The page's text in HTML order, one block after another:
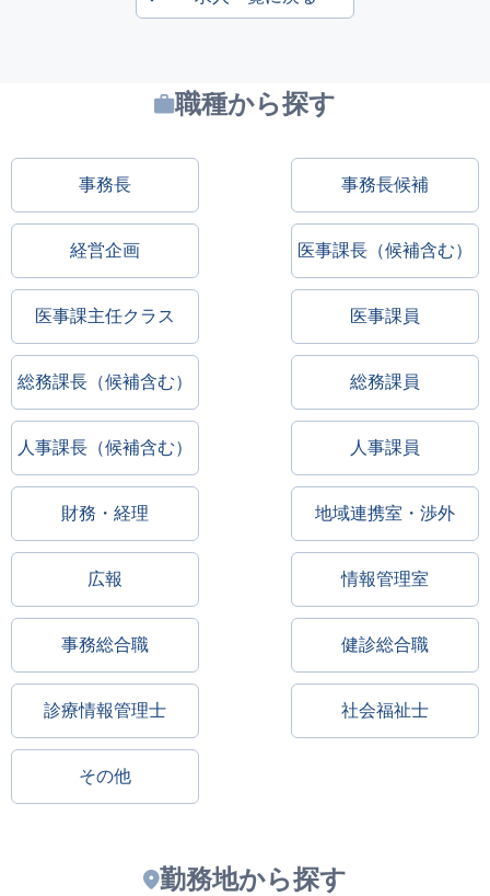
職種から探す
事務長 事務長候補
経営企画 医事課長（候補含む）
医事課主任クラス 医事課員
総務課長（候補含む） 総務課員
人事課長（候補含む） 人事課員
財務・経理 地域連携室・渉外
広報 情報管理室
事務総合職 健診総合職
診療情報管理士 社会福祉士
その他
勤務地から探す